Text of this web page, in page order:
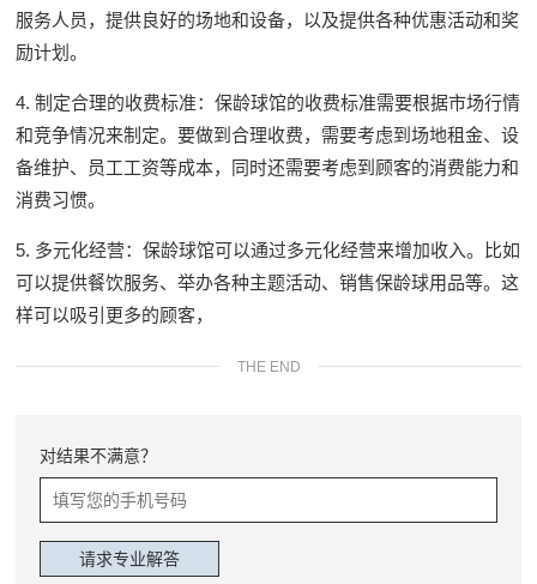
服务人员，提供良好的场地和设备，以及提供各种优惠活动和奖
励计划。
4. 制定合理的收费标准：保龄球馆的收费标准需要根据市场行情
和竞争情况来制定。要做到合理收费，需要考虑到场地租金、设
备维护、员工工资等成本，同时还需要考虑到顾客的消费能力和
消费习惯。
5. 多元化经营：保龄球馆可以通过多元化经营来增加收入。比如
可以提供餐饮服务、举办各种主题活动、销售保龄球用品等。这
样可以吸引更多的顾客，
THE END
对结果不满意？